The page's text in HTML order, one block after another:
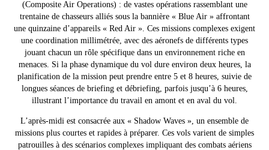
(Composite Air Operations) : de vastes opérations rassemblant une
trentaine de chasseurs alliés sous la bannière « Blue Air » affrontant
une quinzaine d’appareils « Red Air ». Ces missions complexes exigent
une coordination millimétrée, avec des aéronefs de différents types
jouant chacun un rôle spécifique dans un environnement riche en
menaces. Si la phase dynamique du vol dure environ deux heures, la
planification de la mission peut prendre entre 5 et 8 heures, suivie de
longues séances de briefing et débriefing, parfois jusqu’à 6 heures,
illustrant l’importance du travail en amont et en aval du vol.
L’après-midi est consacrée aux « Shadow Waves », un ensemble de
missions plus courtes et rapides à préparer. Ces vols varient de simples
patrouilles à des scénarios complexes impliquant des combats aériens